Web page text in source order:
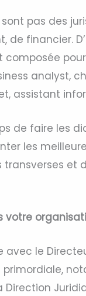
pas des
financier.
composée
analyst,
assistant
de faire les
les
transverses et
votre
le
primordiale,